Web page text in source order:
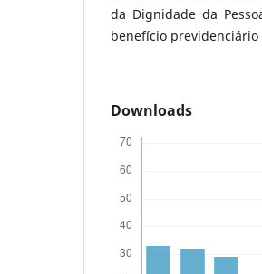
da Dignidade da
benefício previdenciário
Downloads